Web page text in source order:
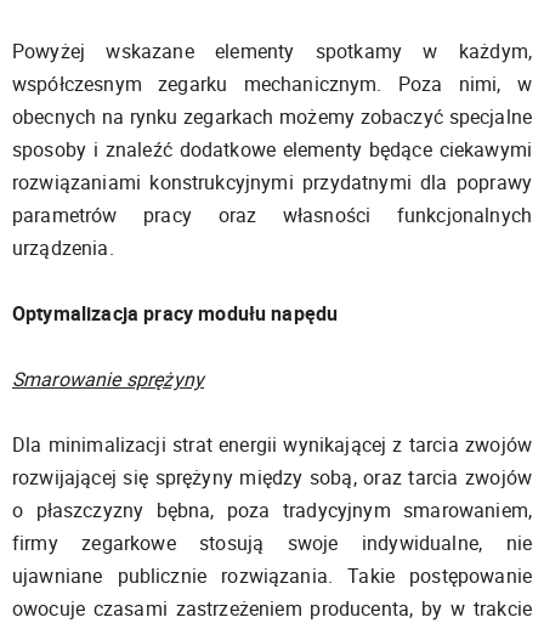
Powyżej wskazane elementy spotkamy w każdym,
współczesnym zegarku mechanicznym. Poza nimi, w
obecnych na rynku zegarkach możemy zobaczyć specjalne
sposoby i znaleźć dodatkowe elementy będące ciekawymi
rozwiązaniami konstrukcyjnymi przydatnymi dla poprawy
parametrów pracy oraz własności funkcjonalnych
urządzenia.
Optymalizacja pracy modułu napędu
Smarowanie sprężyny
Dla minimalizacji strat energii wynikającej z tarcia zwojów
rozwijającej się sprężyny między sobą, oraz tarcia zwojów
o płaszczyzny bębna, poza tradycyjnym smarowaniem,
firmy zegarkowe stosują swoje indywidualne, nie
ujawniane publicznie rozwiązania. Takie postępowanie
owocuje czasami zastrzeżeniem producenta, by w trakcie